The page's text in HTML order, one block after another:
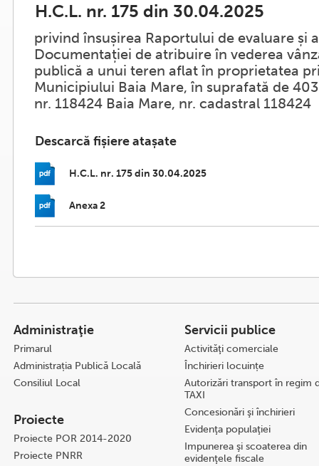
H.C.L. nr. 175 din 30.04.2025
privind însușirea Raportului de evaluare și
Documentației de atribuire în vederea
publică a unui teren aflat în proprietatea
Municipiului Baia Mare, în suprafată de
nr. 118424 Baia Mare, nr. cadastral 118424
Descarcă fișiere atașate
H.C.L. nr. 175 din 30.04.2025
Anexa 2
Administraţie
Primarul
Administrația Publică Locală
Consiliul Local
Proiecte
Proiecte POR 2014-2020
Proiecte PNRR
Servicii publice
Activităţi comerciale
Închirieri locuințe
Autorizări transport în regim
TAXI
Concesionări şi închirieri
Evidenţa populaţiei
Impunerea şi scoaterea din
evidenţele fiscale